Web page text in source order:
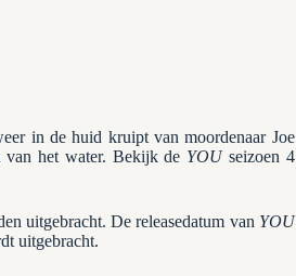
in de huid kruipt van moordenaar Joe
van het water. Bekijk de YOUseizoen 4
uitgebracht. De releasedatum van YOU
uitgebracht.